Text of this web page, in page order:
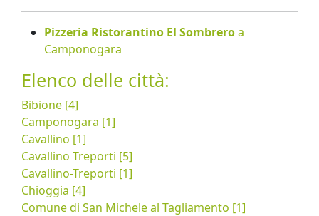
Pizzeria Ristorantino El Sombreroa
Camponogara
Elenco delle città:
Bibione [4]
Camponogara [1]
Cavallino [1]
Cavallino Treporti [5]
Cavallino-Treporti [1]
Chioggia [4]
Comune di San Michele al Tagliamento [1]